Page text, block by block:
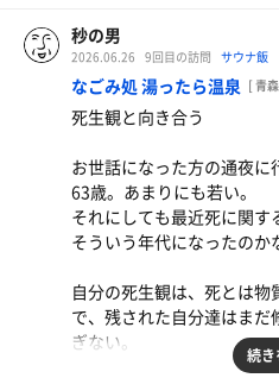
さんにお礼。おかげさまで
これにてまさに秒で終わっ
皆さん8月(厳密には7月末あ
生き抜く😤
これはナイスな変更😇
向きを変えて壁側の柱をオ
2セット目の休憩時、爽や
「あぁ…これは飛ぶな…」
飛んだ。
窪塚洋介ばりにI can flyで
しばらく時を忘れてまどろ
無事に帰ってこれたので
お金と休みがあればこのま
楽しいひと時はあっという
カウンターも満席でスタッ
面倒くさそうな爺さんにも
分も頑張らないとなって思
つっちさん、Hashigoさん
✨
そのうちまたみちこでやり
なんと…！むむむさんが昨
推しの御神託馬券で三複バ
自分が買っていなかったタ
審議が長くてヒリヒリしま
続く福島11Rのラジオ
競馬連敗記録を更新しまし
むさんの激勝を記念して
ウナ乗っかり♨️
時間帯なのか運なのかな
秒の男
2026.06.26 9回目の訪問 サウナ飯
なごみ処 湯ったら温泉 [ 青
死生観と向き合う
お世話になった方の通夜に
63歳。あまりにも若い。
それにしても最近死に関す
そういう年代になったのか
自分の死生観は、死とは
で、残された自分達はま
ぎない。
続き